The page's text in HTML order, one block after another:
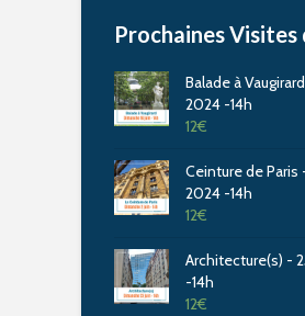
Prochaines Visites
Balade à
2024 -14h
12€
Ceinture de Paris
2024 -14h
12€
Architecture(s) -
-14h
12€